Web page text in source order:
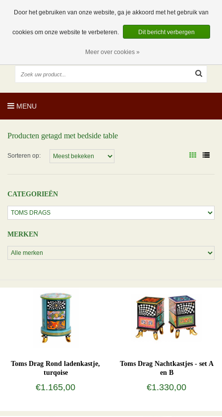
0 Artikelen
NL
EUR
MENU
Producten getagd met bedside table
Sorteren op:
CATEGORIEËN
MERKEN
Toms Drag Rond ladenkastje,
turqoise
€1.165,00
Toms Drag Nachtkastjes - set A
en B
€1.330,00
Door het gebruiken van onze website, ga je akkoord met het gebruik van
cookies om onze website te verbeteren. Dit bericht verbergen
Meer over cookies »